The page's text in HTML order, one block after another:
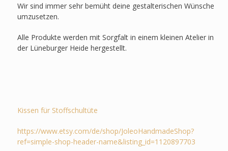
Wir sind immer sehr bemüht deine gestalterischen Wünsche
umzusetzen.
Alle Produkte werden mit Sorgfalt in einem kleinen Atelier in
der Lüneburger Heide hergestellt.
Kissen für Stoffschultüte
https://www.etsy.com/de/shop/JoleoHandmadeShop?
ref=simple-shop-header-name&listing_id=1120897703